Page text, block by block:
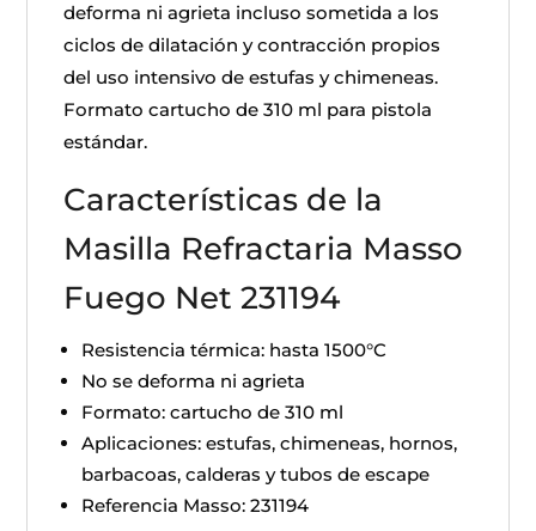
deforma ni agrieta incluso sometida a los
ciclos de dilatación y contracción propios
del uso intensivo de estufas y chimeneas.
Formato cartucho de 310 ml para pistola
estándar.
Características de la
Masilla Refractaria Masso
Fuego Net 231194
Resistencia térmica: hasta 1500°C
No se deforma ni agrieta
Formato: cartucho de 310 ml
Aplicaciones: estufas, chimeneas, hornos,
barbacoas, calderas y tubos de escape
Referencia Masso: 231194